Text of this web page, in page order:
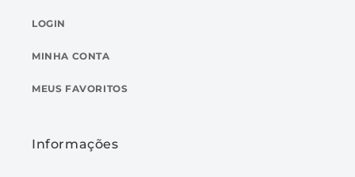
LOGIN
MINHA CONTA
MEUS FAVORITOS
Informações